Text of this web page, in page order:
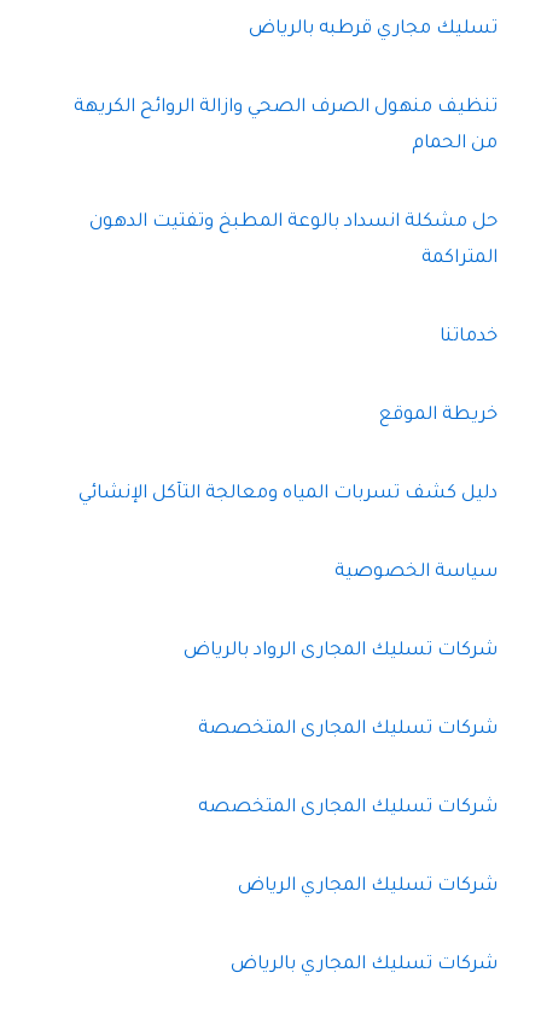
تسليك مجاري قرطبه بالرياض
تنظيف منهول الصرف الصحي وازالة الروائح الكريهة
من الحمام
حل مشكلة انسداد بالوعة المطبخ وتفتيت الدهون
المتراكمة
خدماتنا
خريطة الموقع
دليل كشف تسربات المياه ومعالجة التآكل الإنشائي
سياسة الخصوصية
شركات تسليك المجارى الرواد بالرياض
شركات تسليك المجارى المتخصصة
شركات تسليك المجارى المتخصصه
شركات تسليك المجاري الرياض
شركات تسليك المجاري بالرياض